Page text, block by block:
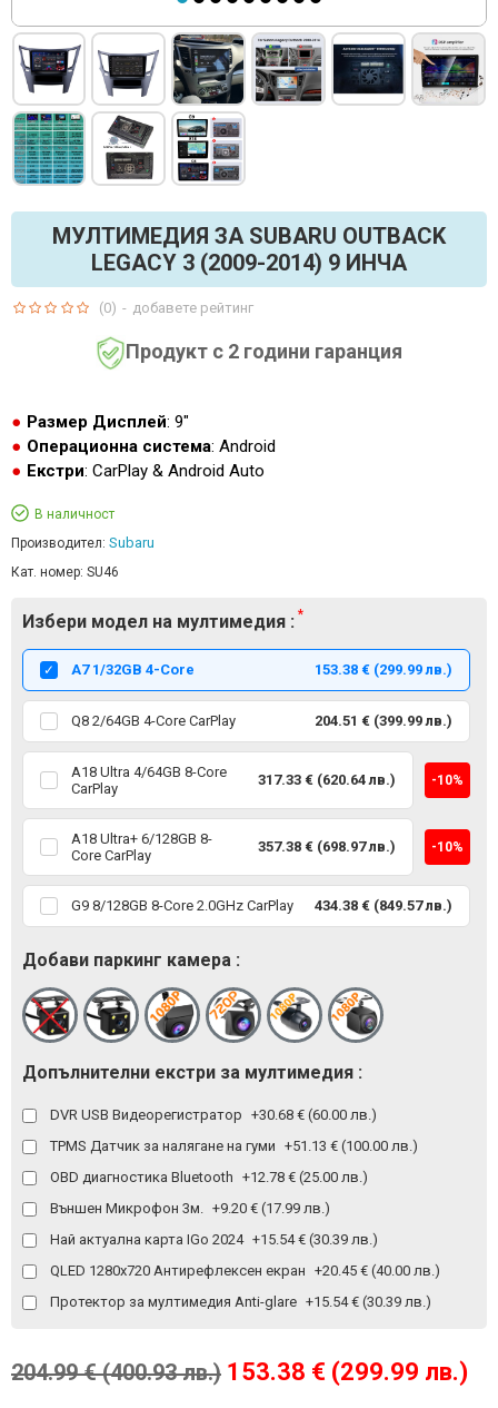
МУЛТИМЕДИЯ ЗА SUBARU OUTBACK
LEGACY 3 (2009-2014) 9 ИНЧА
Продукт с 2 години гаранция
Размер Дисплей: 9"
Операционна система: Android
Екстри: CarPlay & Android Auto
В наличност
Производител: Subaru
Кат. номер: SU46
(0) - добавете рейтинг
153.38 € (299.99 лв.)
204.99 € (400.93 лв.)
Избери модел на мултимедия :
А7 1/32GB 4-Core 153.38 € (299.99 лв.)
Q8 2/64GB 4-Core CarPlay 204.51 € (399.99 лв.)
A18 Ultra 4/64GB 8-Core
CarPlay
317.33 € (620.64 лв.) -10%
A18 Ultra+ 6/128GB 8-
Core CarPlay
357.38 € (698.97 лв.) -10%
G9 8/128GB 8-Core 2.0GHz CarPlay 434.38 € (849.57 лв.)
Добави паркинг камера :
Допълнителни екстри за мултимедия :
DVR USB Видеорегистратор +30.68 € (60.00 лв.)
TPMS Датчик за налягане на гуми +51.13 € (100.00 лв.)
OBD диагностика Bluetooth +12.78 € (25.00 лв.)
Външен Микрофон 3м.
+9.20 € (17.99 лв.)
Най актуална карта IGo 2024 +15.54 € (30.39 лв.)
QLED 1280x720 Антирефлексен екран +20.45 € (40.00 лв.)
Протектор за мултимедия Anti-glare +15.54 € (30.39 лв.)